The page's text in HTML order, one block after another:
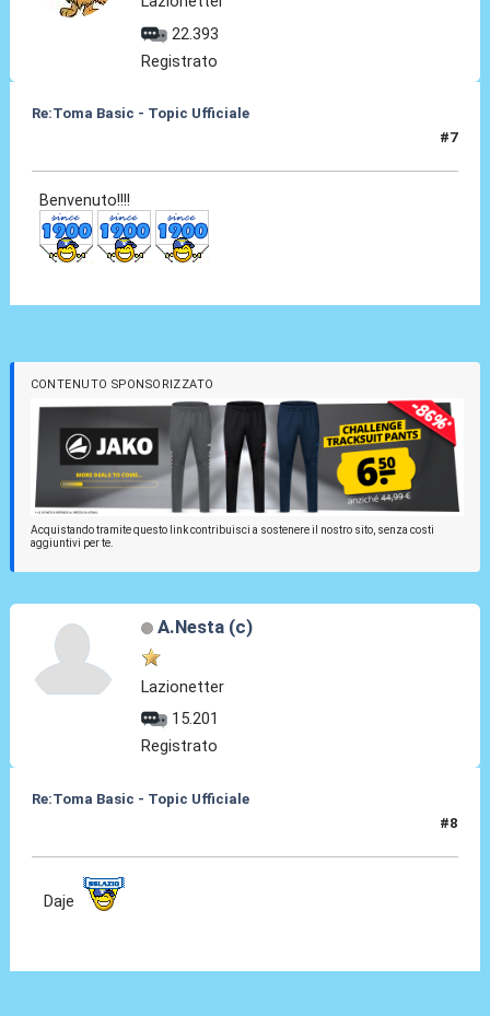
22.393
Registrato
Re:Toma Basic - Topic Ufficiale
#7
Benvenuto!!!!
CONTENUTO SPONSORIZZATO
Acquistando tramite questo link contribuisci a sostenere il nostro sito, senza costi
aggiuntivi per te.
A.Nesta (c)
Lazionetter
15.201
Registrato
Re:Toma Basic - Topic Ufficiale
#8
Daje